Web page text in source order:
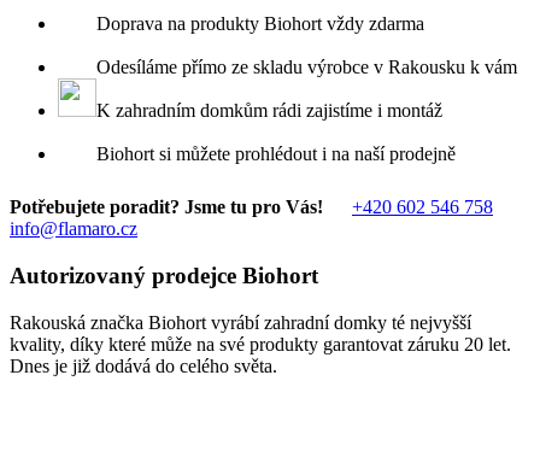
Doprava na produkty Biohort vždy zdarma
Odesíláme přímo ze skladu výrobce v Rakousku k vám
K zahradním domkům rádi zajistíme i montáž
Biohort si můžete prohlédout i na naší prodejně
Potřebujete poradit? Jsme tu pro Vás!
+420 602 546 758
info@flamaro.cz
Autorizovaný prodejce Biohort
Rakouská značka Biohort vyrábí zahradní domky té nejvyšší
kvality, díky které může na své produkty garantovat záruku 20 let.
Dnes je již dodává do celého světa.